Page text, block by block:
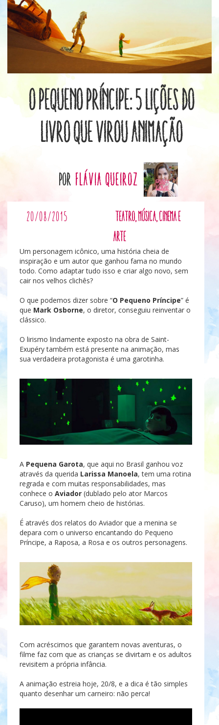
O Pequeno Príncipe: 5 lições do
livro que virou animação
por Flávia Queiroz
20/08/2015
Teatro, música, cinema e
arte
Um personagem icônico, uma história cheia de
inspiração e um autor que ganhou fama no mundo
todo. Como adaptar tudo isso e criar algo novo, sem
cair nos velhos clichês?
O que podemos dizer sobre “O Pequeno Príncipe” é
que Mark Osborne, o diretor, conseguiu reinventar o
clássico.
O lirismo lindamente exposto na obra de Saint-
Exupéry também está presente na animação, mas
sua verdadeira protagonista é uma garotinha.
A Pequena Garota, que aqui no Brasil ganhou voz
através da querida Larissa Manoela, tem uma rotina
regrada e com muitas responsabilidades, mas
conhece o Aviador (dublado pelo ator Marcos
Caruso), um homem cheio de histórias.
É através dos relatos do Aviador que a menina se
depara com o universo encantando do Pequeno
Príncipe, a Raposa, a Rosa e os outros personagens.
Com acréscimos que garantem novas aventuras, o
filme faz com que as crianças se divirtam e os adultos
revisitem a própria infância.
A animação estreia hoje, 20/8, e a dica é tão simples
quanto desenhar um carneiro: não perca!